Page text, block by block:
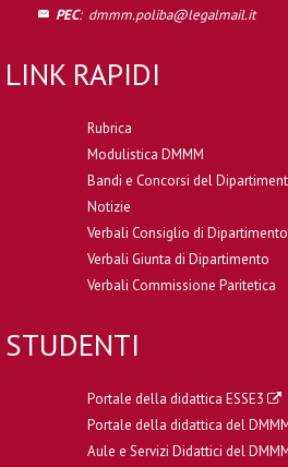
PEC: dmmm.poliba@legalmail.it
LINK RAPIDI
Rubrica
Modulistica DMMM
Bandi e Concorsi del
Notizie
Verbali Consiglio di Dipartimento
Verbali Giunta di Dipartimento
Verbali Commissione Paritetica
STUDENTI
Portale della didattica ESSE3
Portale della didattica del
Aule e Servizi Didattici del